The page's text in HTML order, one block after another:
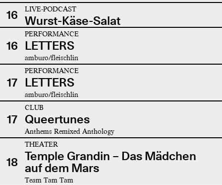
16 LIVE-PODCAST
Wurst-Käse-Salat
16
PERFORMANCE
LETTERS
amburo/fleischlin
17
PERFORMANCE
LETTERS
amburo/fleischlin
17
CLUB
Queertunes
Anthems Remixed Anthology
18
THEATER
Temple Grandin – Das Mädchen
auf dem Mars
Team Tam Tam